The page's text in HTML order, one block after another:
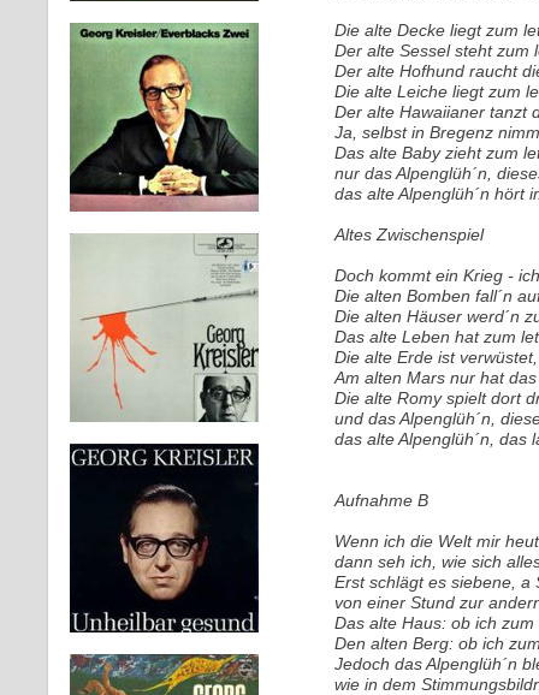
Die alte Decke liegt zum
Der alte Sessel steht zum
Der alte Hofhund raucht
Die alte Leiche liegt zum
Der alte Hawaiianer tanzt
Ja, selbst in Bregenz
Das alte Baby zieht zum
nur das Alpenglüh´n,
das alte Alpenglüh´n hört
Altes Zwischenspiel
Doch kommt ein Krieg -
Die alten Bomben fall´n
Die alten Häuser werd´n
Das alte Leben hat zum
Die alte Erde ist
Am alten Mars nur hat
Die alte Romy spielt dort
und das Alpenglüh´n,
das alte Alpenglüh´n, das
Aufnahme B
Wenn ich die Welt mir
dann seh ich, wie sich
Erst schlägt es siebene, a
von einer Stund zur
Das alte Haus: ob ich
Den alten Berg: ob ich
Jedoch das Alpenglüh´n
wie in dem